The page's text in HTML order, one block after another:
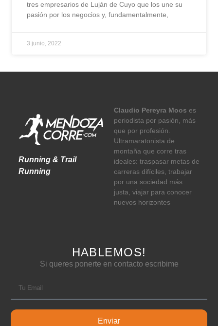
tres empresarios de Luján de Cuyo que los une su
pasión por los negocios y, fundamentalmente,
3 junio, 2022
Running & Trail
Running
Claudio Pereyra Moos es
periodista por pasión, más
que por profesión.
Ultramaratonista de
montaña que corre tras
ideales: traspasar metas de
carreras difíciles, trabajar
por una sociedad más
justa, viajar para conocer
nuevos horizontes
HABLEMOS!
Si queres ponerte en contacto escribime
Enviar